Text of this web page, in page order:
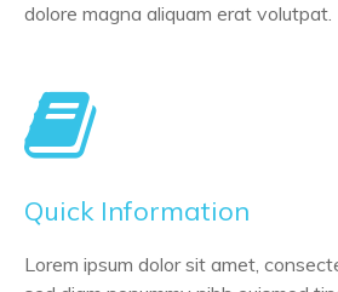
dolore magna aliquam erat volutpat.
Quick Information
Lorem ipsum dolor sit amet,